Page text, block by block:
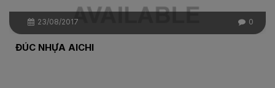
23/08/2017 0
ĐÚC NHỰA AICHI